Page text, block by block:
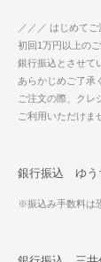
／／／ はじめて
初回1万円以上の
銀行振込とさせて
あらかじめご了承
ご注文の際、クレ
ご利用いただけま
銀行振込 ゆ
※振込み手数料は